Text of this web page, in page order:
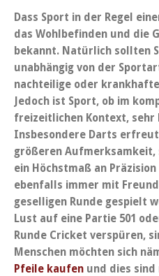
Dass Sport in der Regel
das Wohlbefinden und die
bekannt. Natürlich sollten
unabhängig von der
nachteilige oder
Jedoch ist Sport, ob im
freizeitlichen Kontext,
Insbesondere Darts
größeren
ein Höchstmaß an
ebenfalls immer mit
geselligen Runde gespielt
Lust auf eine Partie 501
Runde Cricket verspüren,
Menschen möchten sich
Pfeile kaufen und dies